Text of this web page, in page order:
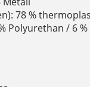
78 %
Polyurethan / 6 %